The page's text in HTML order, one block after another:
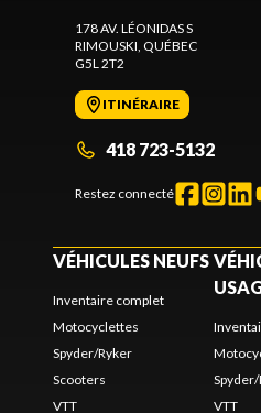
178 AV. LÉONIDAS S
RIMOUSKI , QUÉBEC
G5L 2T2
ITINÉRAIRE
418 723-5132
Restez connecté
VÉHICULES NEUFS
Inventaire complet
Motocyclettes
Spyder/Ryker
Scooters
VTT
VTT